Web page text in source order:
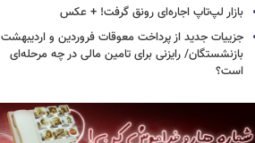
بازار لپ‌تاپ اجاره‌ای رونق گرفت! + عکس
جزییات جدید از پرداخت معوقات فروردین و اردیبهشت
بازنشستگان/ رایزنی برای تامین مالی در چه مرحله‌ای
است؟